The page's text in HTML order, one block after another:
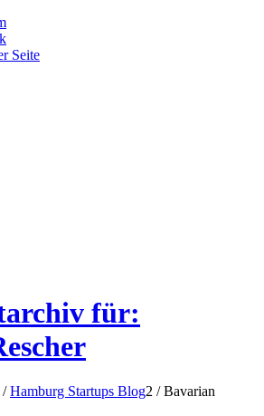
Seite
für:
/ Hamburg Startups Blog2 / Bavarian